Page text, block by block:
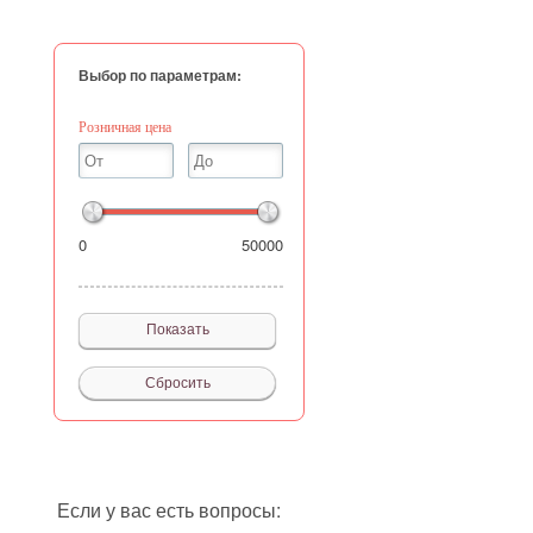
Выбор по параметрам:
Розничная цена
50000
0
Если у вас есть вопросы: